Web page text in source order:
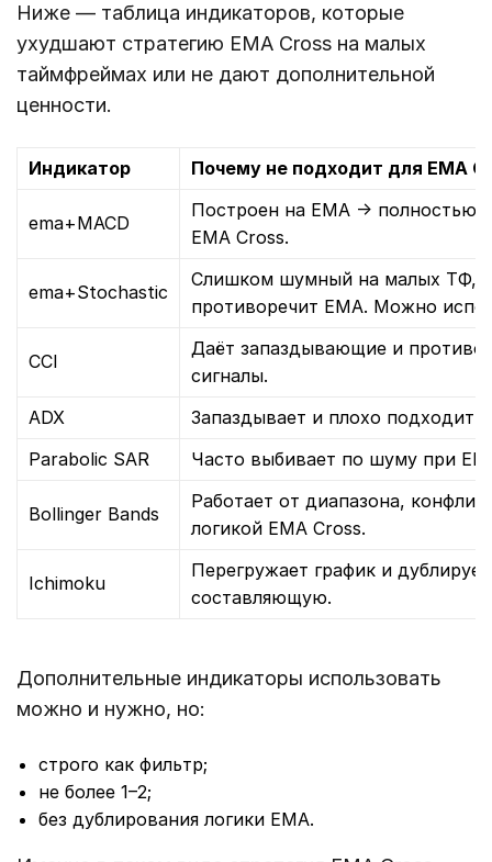
Ниже — таблица индикаторов, которые
ухудшают стратегию EMA Cross на малых
таймфреймах или не дают дополнительной
ценности.
Индикатор Почему не подходит для EMA
ema+MACD
Построен на EMA → полностью
EMA Cross.
ema+Stochastic
Слишком шумный на малых ТФ,
противоречит EMA. Можно
CCI
Даёт запаздывающие и
сигналы.
ADX
Запаздывает и плохо подходит
Parabolic SAR
Часто выбивает по шуму при
Bollinger Bands
Работает от диапазона,
логикой EMA Cross.
Ichimoku
Перегружает график и
составляющую.
Дополнительные индикаторы использовать
можно и нужно, но:
строго как фильтр;
не более 1–2;
без дублирования логики EMA.